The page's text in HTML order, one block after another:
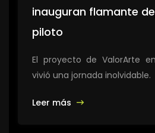
inauguran flamante
piloto
El proyecto de ValorArte
vivió una jornada inolvidable.
Leer más